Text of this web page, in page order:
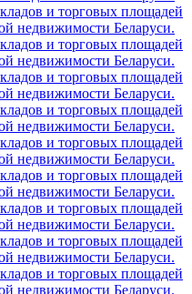
и торговых площадей
недвижимости Беларуси.
и торговых площадей
недвижимости Беларуси.
и торговых площадей
недвижимости Беларуси.
и торговых площадей
недвижимости Беларуси.
и торговых площадей
недвижимости Беларуси.
и торговых площадей
недвижимости Беларуси.
и торговых площадей
недвижимости Беларуси.
и торговых площадей
недвижимости Беларуси.
и торговых площадей
недвижимости Беларуси.